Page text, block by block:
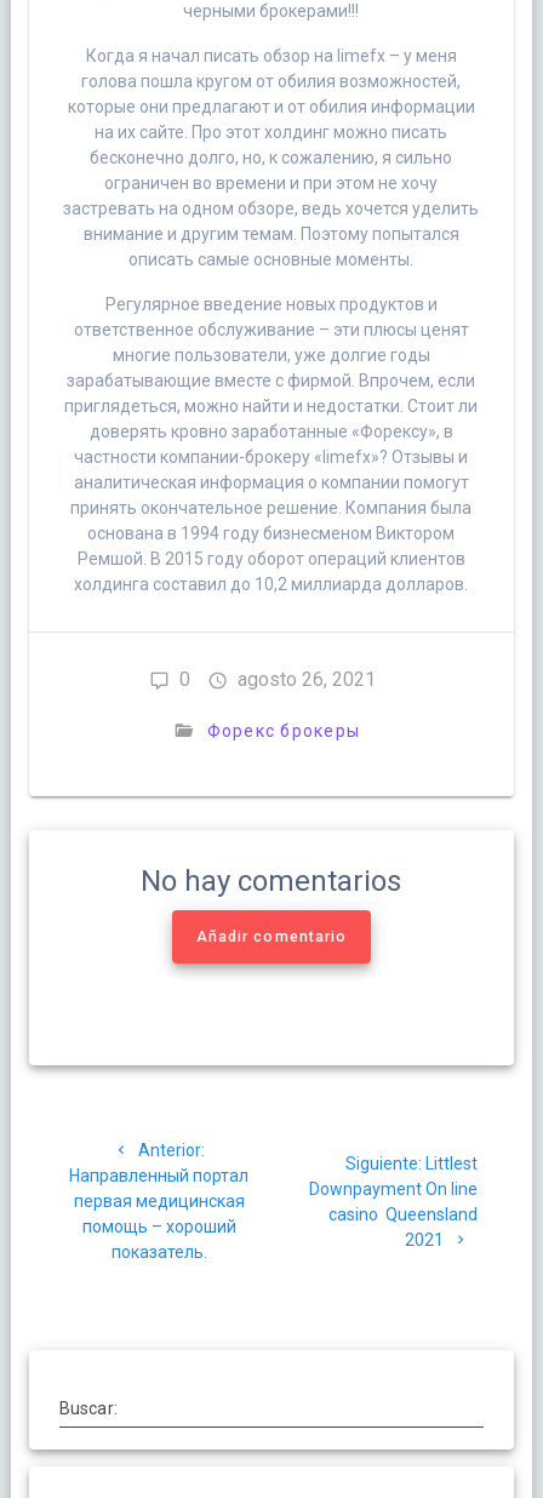
черными брокерами!!!
Когда я начал писать обзор на limefx – у меня
голова пошла кругом от обилия возможностей,
которые они предлагают и от обилия информации
на их сайте. Про этот холдинг можно писать
бесконечно долго, но, к сожалению, я сильно
ограничен во времени и при этом не хочу
застревать на одном обзоре, ведь хочется уделить
внимание и другим темам. Поэтому попытался
описать самые основные моменты.
Регулярное введение новых продуктов и
ответственное обслуживание – эти плюсы ценят
многие пользователи, уже долгие годы
зарабатывающие вместе с фирмой. Впрочем, если
приглядеться, можно найти и недостатки. Стоит ли
доверять кровно заработанные «Форексу», в
частности компании-брокеру «limefx»? Отзывы и
аналитическая информация о компании помогут
принять окончательное решение. Компания была
основана в 1994 году бизнесменом Виктором
Ремшой. В 2015 году оборот операций клиентов
холдинга составил до 10,2 миллиарда долларов.
0 agosto 26, 2021
Форекс брокеры
No hay comentarios
Añadir comentario
de
entradas
Anterior:
anterior:
Направленный портал
первая медицинская
помощь – хороший
показатель.
Siguiente: Siguiente
post:
Littlest
Downpayment On line
casino ️ Queensland
2021
Buscar: